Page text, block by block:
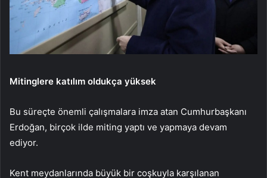
Mitinglere katılım oldukça yüksek
Bu süreçte önemli çalışmalara imza atan Cumhurbaşkanı
Erdoğan, birçok ilde miting yaptı ve yapmaya devam
ediyor.
Kent meydanlarında büyük bir coşkuyla karşılanan